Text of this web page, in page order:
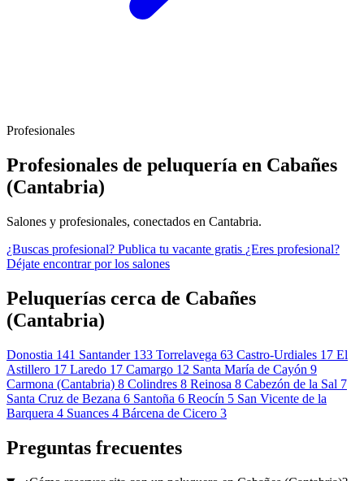
Profesionales
Profesionales de peluquería en Cabañes
(Cantabria)
Salones y profesionales, conectados en Cantabria.
¿Buscas profesional? Publica tu vacante gratis ¿Eres profesional?
Déjate encontrar por los salones
Peluquerías cerca de Cabañes
(Cantabria)
Donostia 141 Santander 133 Torrelavega 63 Castro-Urdiales 17 El
Astillero 17 Laredo 17 Camargo 12 Santa María de Cayón 9
Carmona (Cantabria) 8 Colindres 8 Reinosa 8 Cabezón de la Sal 7
Santa Cruz de Bezana 6 Santoña 6 Reocín 5 San Vicente de la
Barquera 4 Suances 4 Bárcena de Cicero 3
Preguntas frecuentes